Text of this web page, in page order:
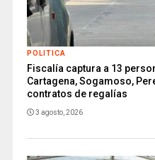
POLITICA
Fiscalía captura a 13
Cartagena, Sogamoso,
contratos de regalías
3 agosto, 2026